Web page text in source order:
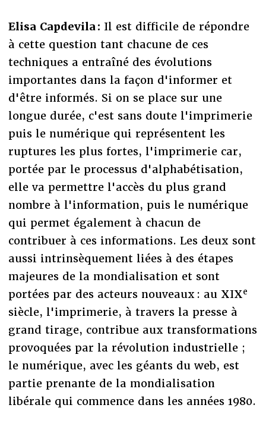
Elisa Capdevila : Il est difficile de répondre
à cette question tant chacune de ces
techniques a entraîné des évolutions
importantes dans la façon d'informer et
d'être informés. Si on se place sur une
longue durée, c'est sans doute l'imprimerie
puis le numérique qui représentent les
ruptures les plus fortes, l'imprimerie car,
portée par le processus d'alphabétisation,
elle va permettre l'accès du plus grand
nombre à l'information, puis le numérique
qui permet également à chacun de
contribuer à ces informations. Les deux sont
aussi intrinsèquement liées à des étapes
majeures de la mondialisation et sont
portées par des acteurs nouveaux : au XIXe
siècle, l'imprimerie, à travers la presse à
grand tirage, contribue aux transformations
provoquées par la révolution industrielle ;
le numérique, avec les géants du web, est
partie prenante de la mondialisation
libérale qui commence dans les années 1980.